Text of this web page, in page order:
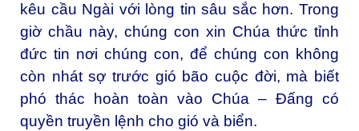
kêu cầu Ngài với lòng tin sâu sắc hơn. Trong
giờ chầu này, chúng con xin Chúa thức tỉnh
đức tin nơi chúng con, để chúng con không
còn nhát sợ trước gió bão cuộc đời, mà biết
phó thác hoàn toàn vào Chúa – Đấng có
quyền truyền lệnh cho gió và biển.